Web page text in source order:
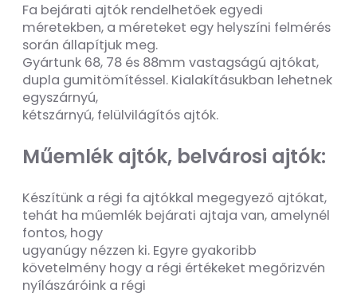
Fa bejárati ajtók rendelhetőek egyedi
méretekben, a méreteket egy helyszíni felmérés
során állapítjuk meg.
Gyártunk 68, 78 és 88mm vastagságú ajtókat,
dupla gumitömítéssel. Kialakításukban lehetnek
egyszárnyú,
kétszárnyú, felülvilágítós ajtók.
Műemlék ajtók, belvárosi ajtók:
Készítünk a régi fa ajtókkal megegyező ajtókat,
tehát ha műemlék bejárati ajtaja van, amelynél
fontos, hogy
ugyanúgy nézzen ki. Egyre gyakoribb
követelmény hogy a régi értékeket megőrizvén
nyílászáróink a régi